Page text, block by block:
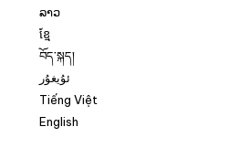
ລາວ
ខ្មែ
བོད་སྐད།
ئۇيغۇر
Tiếng Việt
English